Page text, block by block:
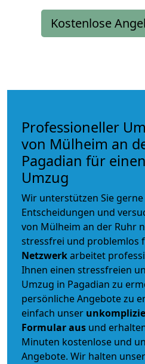
Kostenlose
Professioneller
von Mülheim an
Pagadian für
Umzug
Wir unterstützen Sie
Entscheidungen und
von Mülheim an der Ruhr
stressfrei und problemlos
Netzwerkarbeitet
Ihnen einen stressfreien
Umzug in Pagadian zu
persönliche Angebote zu
einfach unser
Formular aus und
Minuten kostenlose und
Angebote. Wir halten